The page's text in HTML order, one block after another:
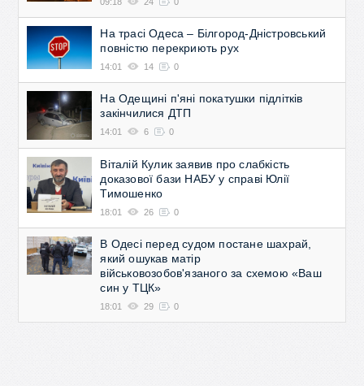
На трасі Одеса – Білгород-Дністровський
повністю перекриють рух
14:01 14 0
На Одещині п'яні покатушки підлітків
закінчилися ДТП
14:01 6 0
Віталій Кулик заявив про слабкість
доказової бази НАБУ у справі Юлії
Тимошенко
18:01 26 0
В Одесі перед судом постане шахрай,
який ошукав матір
військовозобов'язаного за схемою «Ваш
син у ТЦК»
18:01 29 0